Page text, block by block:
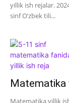
yillik ish rejalar.
sinf O’zbek tili...
Matematika
Matematika yillik